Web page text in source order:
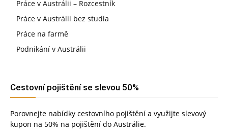
Práce v Austrálii – Rozcestník
Práce v Austrálii bez studia
Práce na farmě
Podnikání v Austrálii
Cestovní pojištění se slevou 50%
Porovnejte nabídky cestovního pojištění a využijte slevový
kupon na 50% na pojištění do Austrálie.